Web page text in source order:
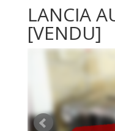
LANCIA
[VENDU]